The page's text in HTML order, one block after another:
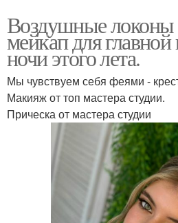
Воздушные
мейкап для
ночи этого лета.
Мы чувствуем себя феями -
Макияж от топ мастера студии.
Прическа от мастера студии